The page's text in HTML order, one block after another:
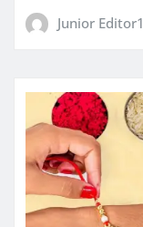
Junior Editor1